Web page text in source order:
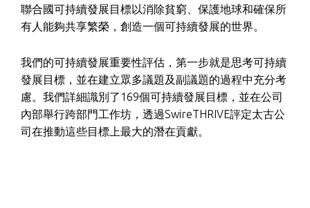
聯合國可持續發展目標以消除貧窮、保護地球和確保所
有人能夠共享繁榮，創造一個可持續發展的世界。
我們的可持續發展重要性評估，第一步就是思考可持續
發展目標，並在建立眾多議題及副議題的過程中充分考
慮。我們詳細識別了169個可持續發展目標，並在公司
內部舉行跨部門工作坊，透過SwireTHRIVE評定太古公
司在推動這些目標上最大的潛在貢獻。